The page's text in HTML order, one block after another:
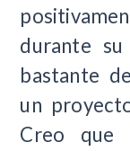
durante
bastante
un
Creo que